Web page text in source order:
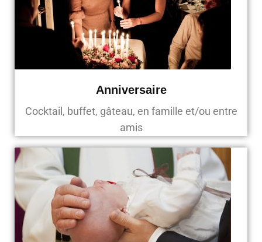
Anniversaire
Cocktail, buffet, gâteau, en famille et/ou entre
amis